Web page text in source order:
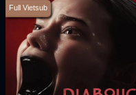
Full Vietsub